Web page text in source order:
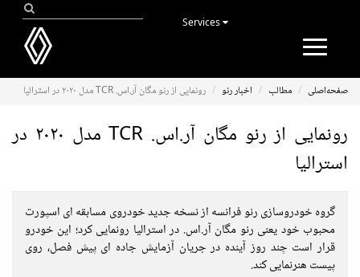
Toggle
صفحه‌اصلی مطالب اخبار رنو رونمایی از رنو مگان آر.اس. TCR مدل ۲۰۲۰ در استرالیا
رونمایی از رنو مگان آر.اس. TCR مدل ۲۰۲۰ در
استرالیا
گروه خودروسازی رنو فرانسه از نسخه جدید خودروی مسابقه ای اسپورت
محبوب خود یعنی رنو مگان آر.اس. در استرالیا رونمایی کرد؛ این خودرو
قرار است چند روز آینده در جریان آزمایش جاده ای پیش فصل، روی
پیست هنرنمایی کند.